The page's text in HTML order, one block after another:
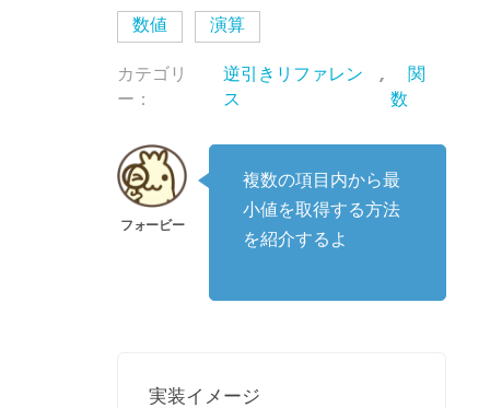
数値
演算
カテゴリ
ー：
逆引きリファレン
ス
,
関
数
複数の項目内から最
小値を取得する方法
を紹介するよ
実装イメージ